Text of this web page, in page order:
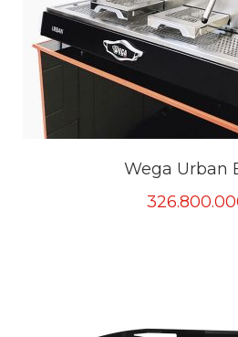
Wega Urban